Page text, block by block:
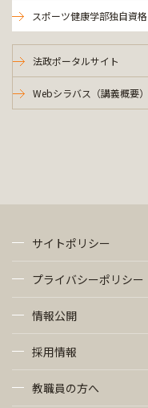
スポーツ健康学部独自資格
法政ポータルサイト
Webシラバス（講義概要）
サイトポリシー
プライバシーポリシー
情報公開
採用情報
教職員の方へ